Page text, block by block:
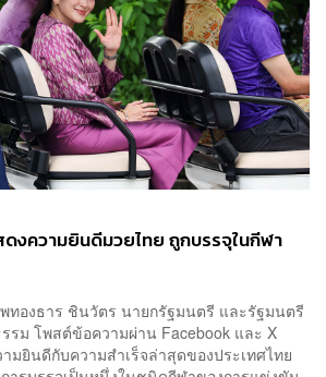
งความยินดีมวยไทย ถูกบรรจุในกีฬา
ทองธาร ชินวัตร นายกรัฐมนตรี และรัฐมนตรี
รม โพสต์ข้อความผ่าน Facebook และ X
มยินดีกับความสำเร็จล่าสุดของประเทศไทย